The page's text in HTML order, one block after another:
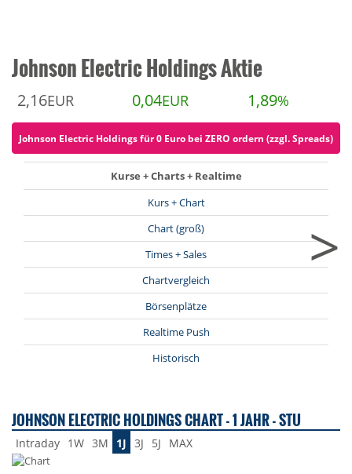
Johnson Electric Holdings Aktie
2,16EUR 0,04EUR 1,89%
Johnson Electric Holdings für 0 Euro bei ZERO ordern (zzgl. Spreads)
Kurse + Charts + Realtime
Kurs + Chart
Chart (groß)
Times + Sales
Chartvergleich
Börsenplätze
Realtime Push
Historisch
>
JOHNSON ELECTRIC HOLDINGS CHART - 1 JAHR - STU
Intraday 1W 3M 1J 3J 5J MAX